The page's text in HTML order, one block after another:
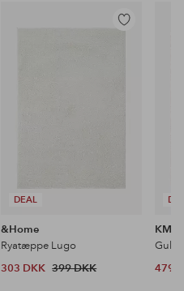
DEAL
Tilføj
&Home
Ryatæppe Lugo
303 DKK 399 DKK
KM
479